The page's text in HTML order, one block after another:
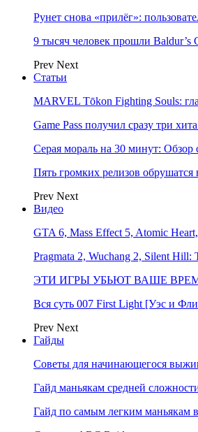
Рунет снова «прилёг»:
9 тысяч человек прошли
Prev Next
Статьи
MARVEL Tōkon Fighting Souls:
Game Pass получил сразу три
Серая мораль на 30 минут: Обзор
Пять громких релизов обрушатся
Prev Next
Видео
GTA 6, Mass Effect 5, Atomic
Pragmata 2, Wuchang 2, Silent
ЭТИ ИГРЫ УБЬЮТ ВАШЕ
Вся суть 007 First Light [Уэс и
Prev Next
Гайды
Советы для начинающегося
Гайд маньякам средней
Гайд по самым легким маньякам